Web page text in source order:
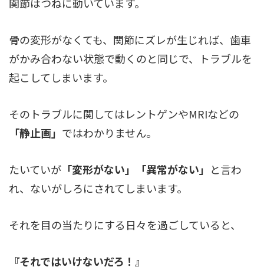
骨の変形がなくても、関節にズレが生じれば、歯車
がかみ合わない状態で動くのと同じで、トラブルを
起こしてしまいます。
そのトラブルに関してはレントゲンやMRIなどの
「静止画」 ではわかりません。
たいていが 「変形がない」「異常がない」 と言わ
れ、ないがしろにされてしまいます。
それを目の当たりにする日々を過ごしていると、
『それではいけないだろ！』